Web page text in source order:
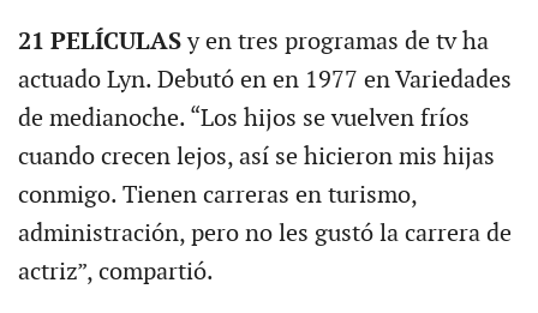
21 PELÍCULASy en tres programas de tv ha
actuado Lyn. Debutó en en 1977 en Variedades
de medianoche. “Los hijos se vuelven fríos
cuando crecen lejos, así se hicieron mis hijas
conmigo. Tienen carreras en turismo,
administración, pero no les gustó la carrera de
actriz”, compartió.